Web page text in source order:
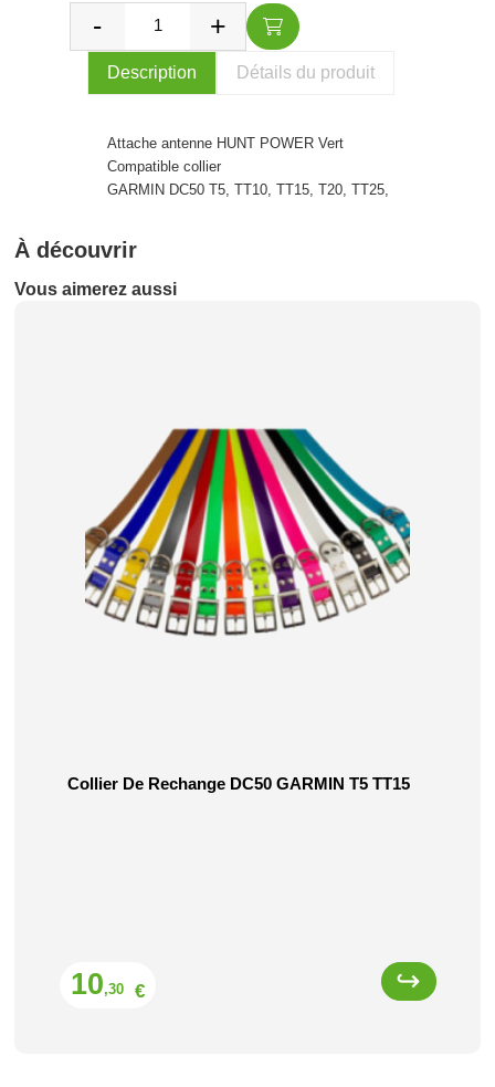
Description Détails du produit
Attache antenne HUNT POWER Vert
Compatible collier
GARMIN DC50 T5, TT10, TT15, T20, TT25,
À découvrir
Vous aimerez aussi
Collier De Rechange DC50 GARMIN T5 TT15
10,30 €